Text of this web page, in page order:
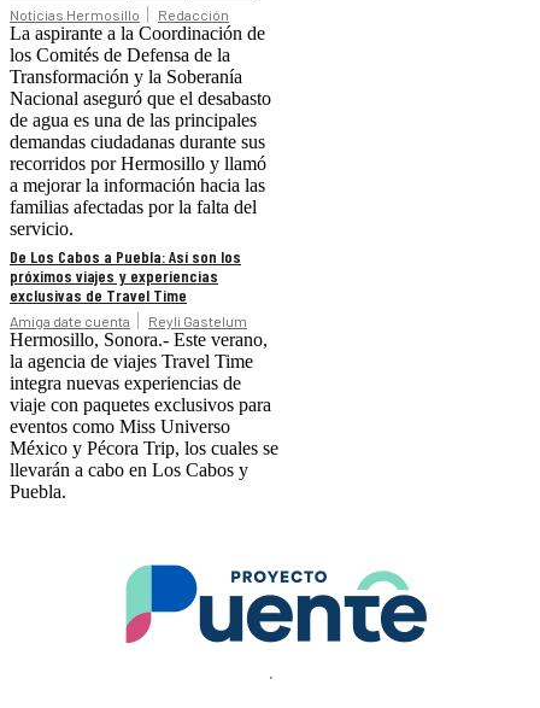
Noticias Hermosillo Redacción
La aspirante a la Coordinación de
los Comités de Defensa de la
Transformación y la Soberanía
Nacional aseguró que el desabasto
de agua es una de las principales
demandas ciudadanas durante sus
recorridos por Hermosillo y llamó
a mejorar la información hacia las
familias afectadas por la falta del
servicio.
De Los Cabos a Puebla: Así son los
próximos viajes y experiencias
exclusivas de Travel Time
Amiga date cuenta Reyli Gastelum
Hermosillo, Sonora.- Este verano,
la agencia de viajes Travel Time
integra nuevas experiencias de
viaje con paquetes exclusivos para
eventos como Miss Universo
México y Pécora Trip, los cuales se
llevarán a cabo en Los Cabos y
Puebla.
.